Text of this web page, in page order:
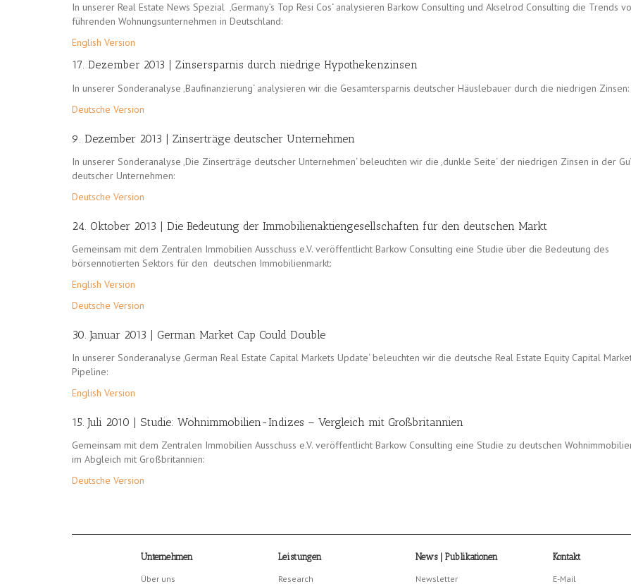
In unserer Real Estate News Spezial ‚Germany’s Top Resi Cos‘ analysieren Barkow Consulting und Akselrod Consulting die Trends
führenden Wohnungsunternehmen in Deutschland:
English Version
17. Dezember 2013 | Zinsersparnis durch niedrige Hypothekenzinsen
In unserer Sonderanalyse ‚Baufinanzierung‘ analysieren wir die Gesamtersparnis deutscher Häuslebauer durch die niedrigen Zinsen:
Deutsche Version
9. Dezember 2013 | Zinserträge deutscher Unternehmen
In unserer Sonderanalyse ‚Die Zinserträge deutscher Unternehmen‘ beleuchten wir die ‚dunkle Seite‘ der niedrigen Zinsen in der
deutscher Unternehmen:
Deutsche Version
24. Oktober 2013 | Die Bedeutung der Immobilienaktiengesellschaften für den deutschen Markt
Gemeinsam mit dem Zentralen Immobilien Ausschuss e.V. veröffentlicht Barkow Consulting eine Studie über die Bedeutung des
börsennotierten Sektors für den deutschen Immobilienmarkt:
English Version
Deutsche Version
30. Januar 2013 | German Market Cap Could Double
In unserer Sonderanalyse ‚German Real Estate Capital Markets Update‘ beleuchten wir die deutsche Real Estate Equity Capital
Pipeline:
English Version
15. Juli 2010 | Studie: Wohnimmobilien-Indizes – Vergleich mit Großbritannien
Gemeinsam mit dem Zentralen Immobilien Ausschuss e.V. veröffentlicht Barkow Consulting eine Studie zu deutschen
im Abgleich mit Großbritannien:
Deutsche Version
Unternehmen
Über uns
Leistungen
Research
News | Publikationen
Newsletter
Kontakt
E-Mail